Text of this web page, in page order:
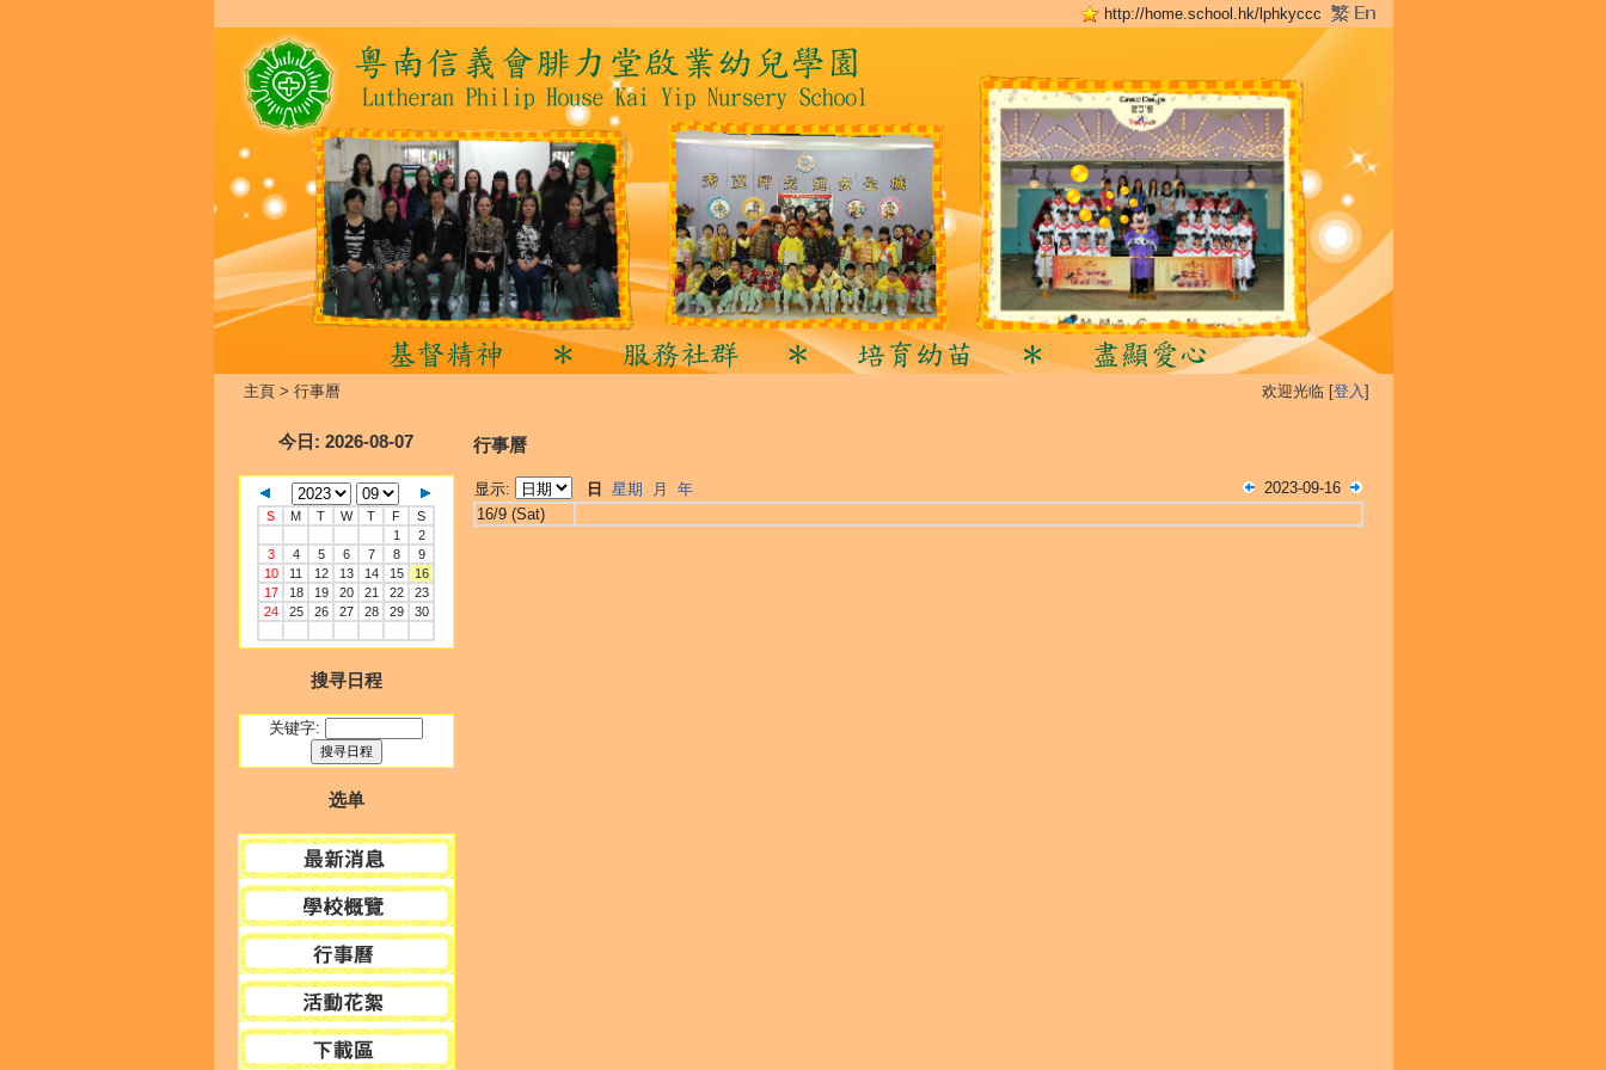
http://home.school.hk/lphkyccc
主頁> 行事曆 欢迎光临 [登入]
今日 : 2026-08-07
S M T W T F
S
1
2
3
4 5 6 7 8
9
10
11 12 13 14 15
16
17
18 19 20 21 22
23
24
25 26 27 28 29 30
搜寻日程
关键字:
选单
行事曆
显示: 日 星期 月 年
2023-09-16
16/9 (Sat)